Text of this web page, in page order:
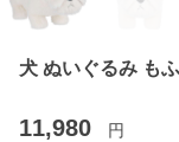
犬 ぬいぐるみ も
11,980 円